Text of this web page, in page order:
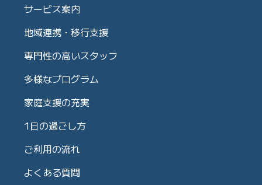
サービス案内
地域連携・移行支援
専門性の高いスタッフ
多様なプログラム
家庭支援の充実
1日の過ごし方
ご利用の流れ
よくある質問